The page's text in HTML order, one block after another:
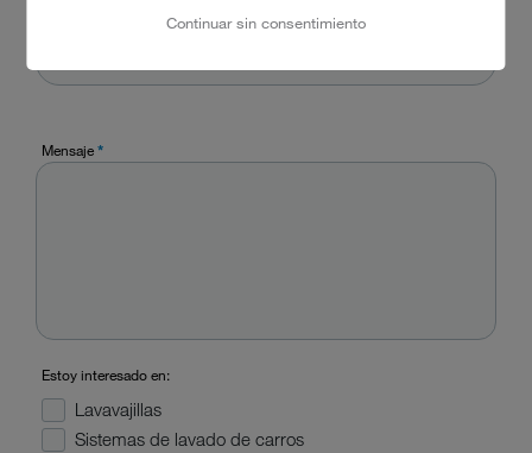
Continuar sin consentimiento
*
Mensaje*
Estoy interesado en:
Lavavajillas
Sistemas de lavado de carros